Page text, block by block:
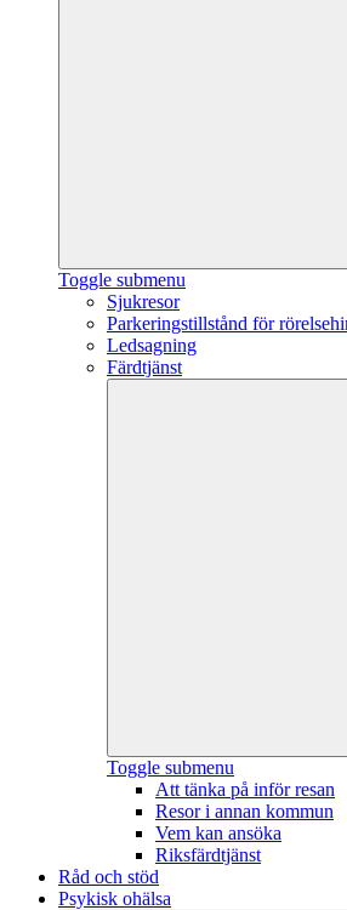
Toggle submenu
Sjukresor
Parkeringstillstånd för
Ledsagning
Färdtjänst
Toggle submenu
Att tänka på inför resan
Resor i annan kommun
Vem kan ansöka
Riksfärdtjänst
Råd och stöd
Psykisk ohälsa